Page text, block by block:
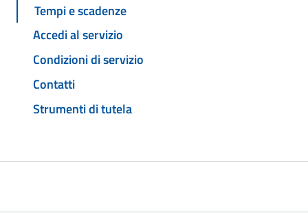
Tempi e scadenze
Accedi al servizio
Condizioni di servizio
Contatti
Strumenti di tutela